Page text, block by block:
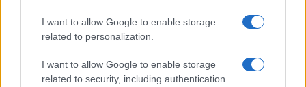
I want to allow Google to enable storage
related to personalization.
I want to allow Google to enable storage
related to security, including authentication